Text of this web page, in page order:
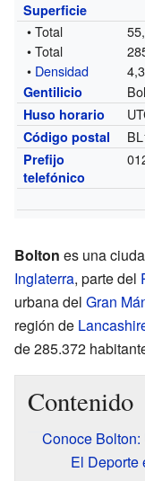
Superficie
• Total
• Total
• Densidad
Gentilicio
Huso horario
Código postal
Prefijo
telefónico
Bolton es una
Inglaterra, parte del
urbana del Gran
región de
de 285.372
Contenido
Conoce
El Deporte